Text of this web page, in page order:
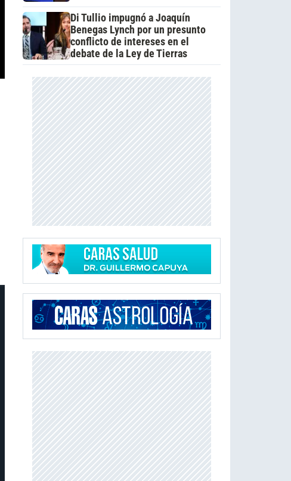
Di Tullio impugnó a Joaquín
Benegas Lynch por un presunto
conflicto de intereses en el
debate de la Ley de Tierras